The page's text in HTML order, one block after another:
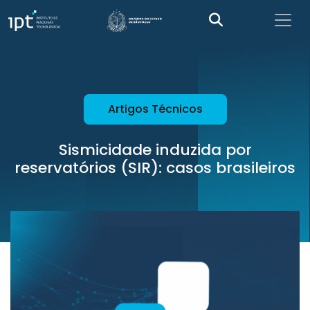
Artigos Técnicos
Sismicidade induzida por
reservatórios (SIR): casos brasileiros